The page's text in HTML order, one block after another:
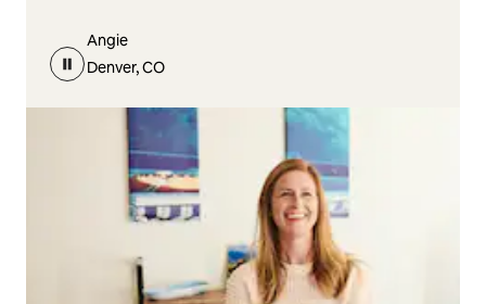
Angie
Denver, CO